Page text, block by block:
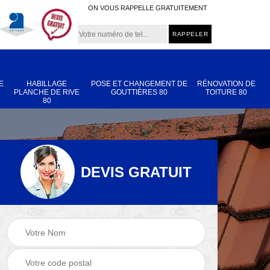
ON VOUS RAPPELLE GRATUITEMENT
HABILLAGE
PLANCHE DE RIVE
80
POSE ET CHANGEMENT DE
GOUTTIÈRES 80
RÉNOVATION DE
TOITURE 80
Nettoyage et
démoussage de
toiture 80
Réparation de
toiture 80
DEVIS GRATUIT